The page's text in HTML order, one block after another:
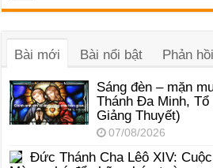
âm
Bài mới Bài nổi bật Phản hồi
Sáng đèn – mặn
Thánh Đa Minh, Tổ
Giảng Thuyết)
07/08/2026
Đức Thánh Cha Lêô XIV: